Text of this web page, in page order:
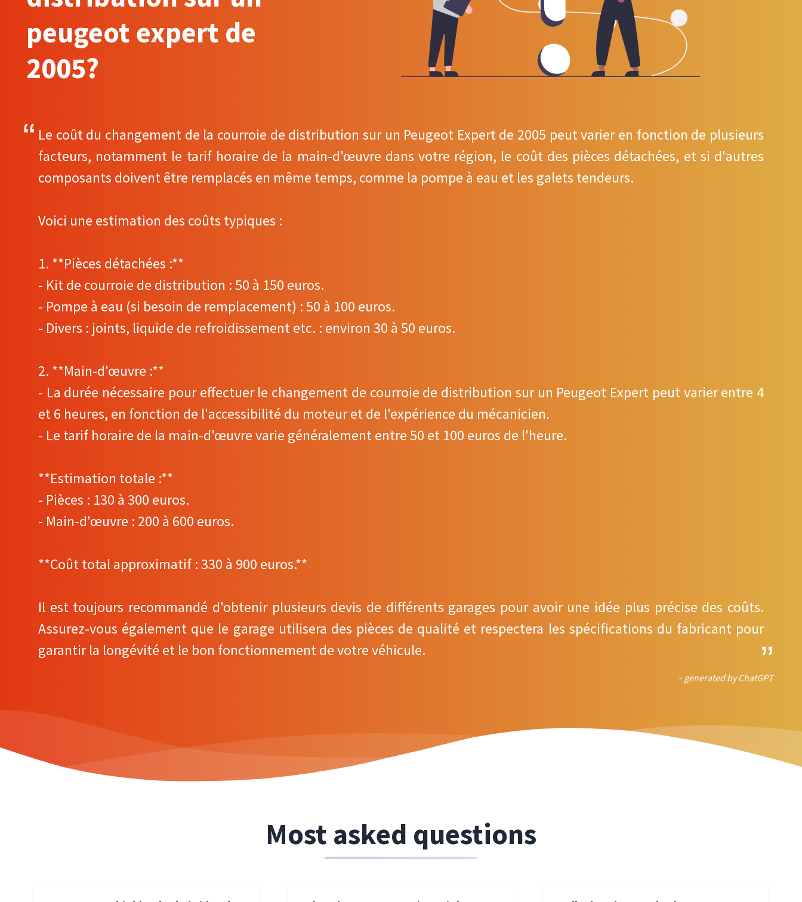
peugeot expert de
2005?
Le coût du changement de la courroie de distribution sur un Peugeot Expert de 2005 peut varier en fonction de plusieurs
facteurs, notamment le tarif horaire de la main-d'œuvre dans votre région, le coût des pièces détachées, et si d'autres
composants doivent être remplacés en même temps, comme la pompe à eau et les galets tendeurs.
Voici une estimation des coûts typiques :
1. **Pièces détachées :**
- Kit de courroie de distribution : 50 à 150 euros.
- Pompe à eau (si besoin de remplacement) : 50 à 100 euros.
- Divers : joints, liquide de refroidissement etc. : environ 30 à 50 euros.
2. **Main-d'œuvre :**
- La durée nécessaire pour effectuer le changement de courroie de distribution sur un Peugeot Expert peut varier entre 4
et 6 heures, en fonction de l'accessibilité du moteur et de l'expérience du mécanicien.
- Le tarif horaire de la main-d'œuvre varie généralement entre 50 et 100 euros de l'heure.
**Estimation totale :**
- Pièces : 130 à 300 euros.
- Main-d'œuvre : 200 à 600 euros.
**Coût total approximatif : 330 à 900 euros.**
Il est toujours recommandé d'obtenir plusieurs devis de différents garages pour avoir une idée plus précise des coûts.
Assurez-vous également que le garage utilisera des pièces de qualité et respectera les spécifications du fabricant pour
garantir la longévité et le bon fonctionnement de votre véhicule.
~ generated by ChatGPT
Most asked questions